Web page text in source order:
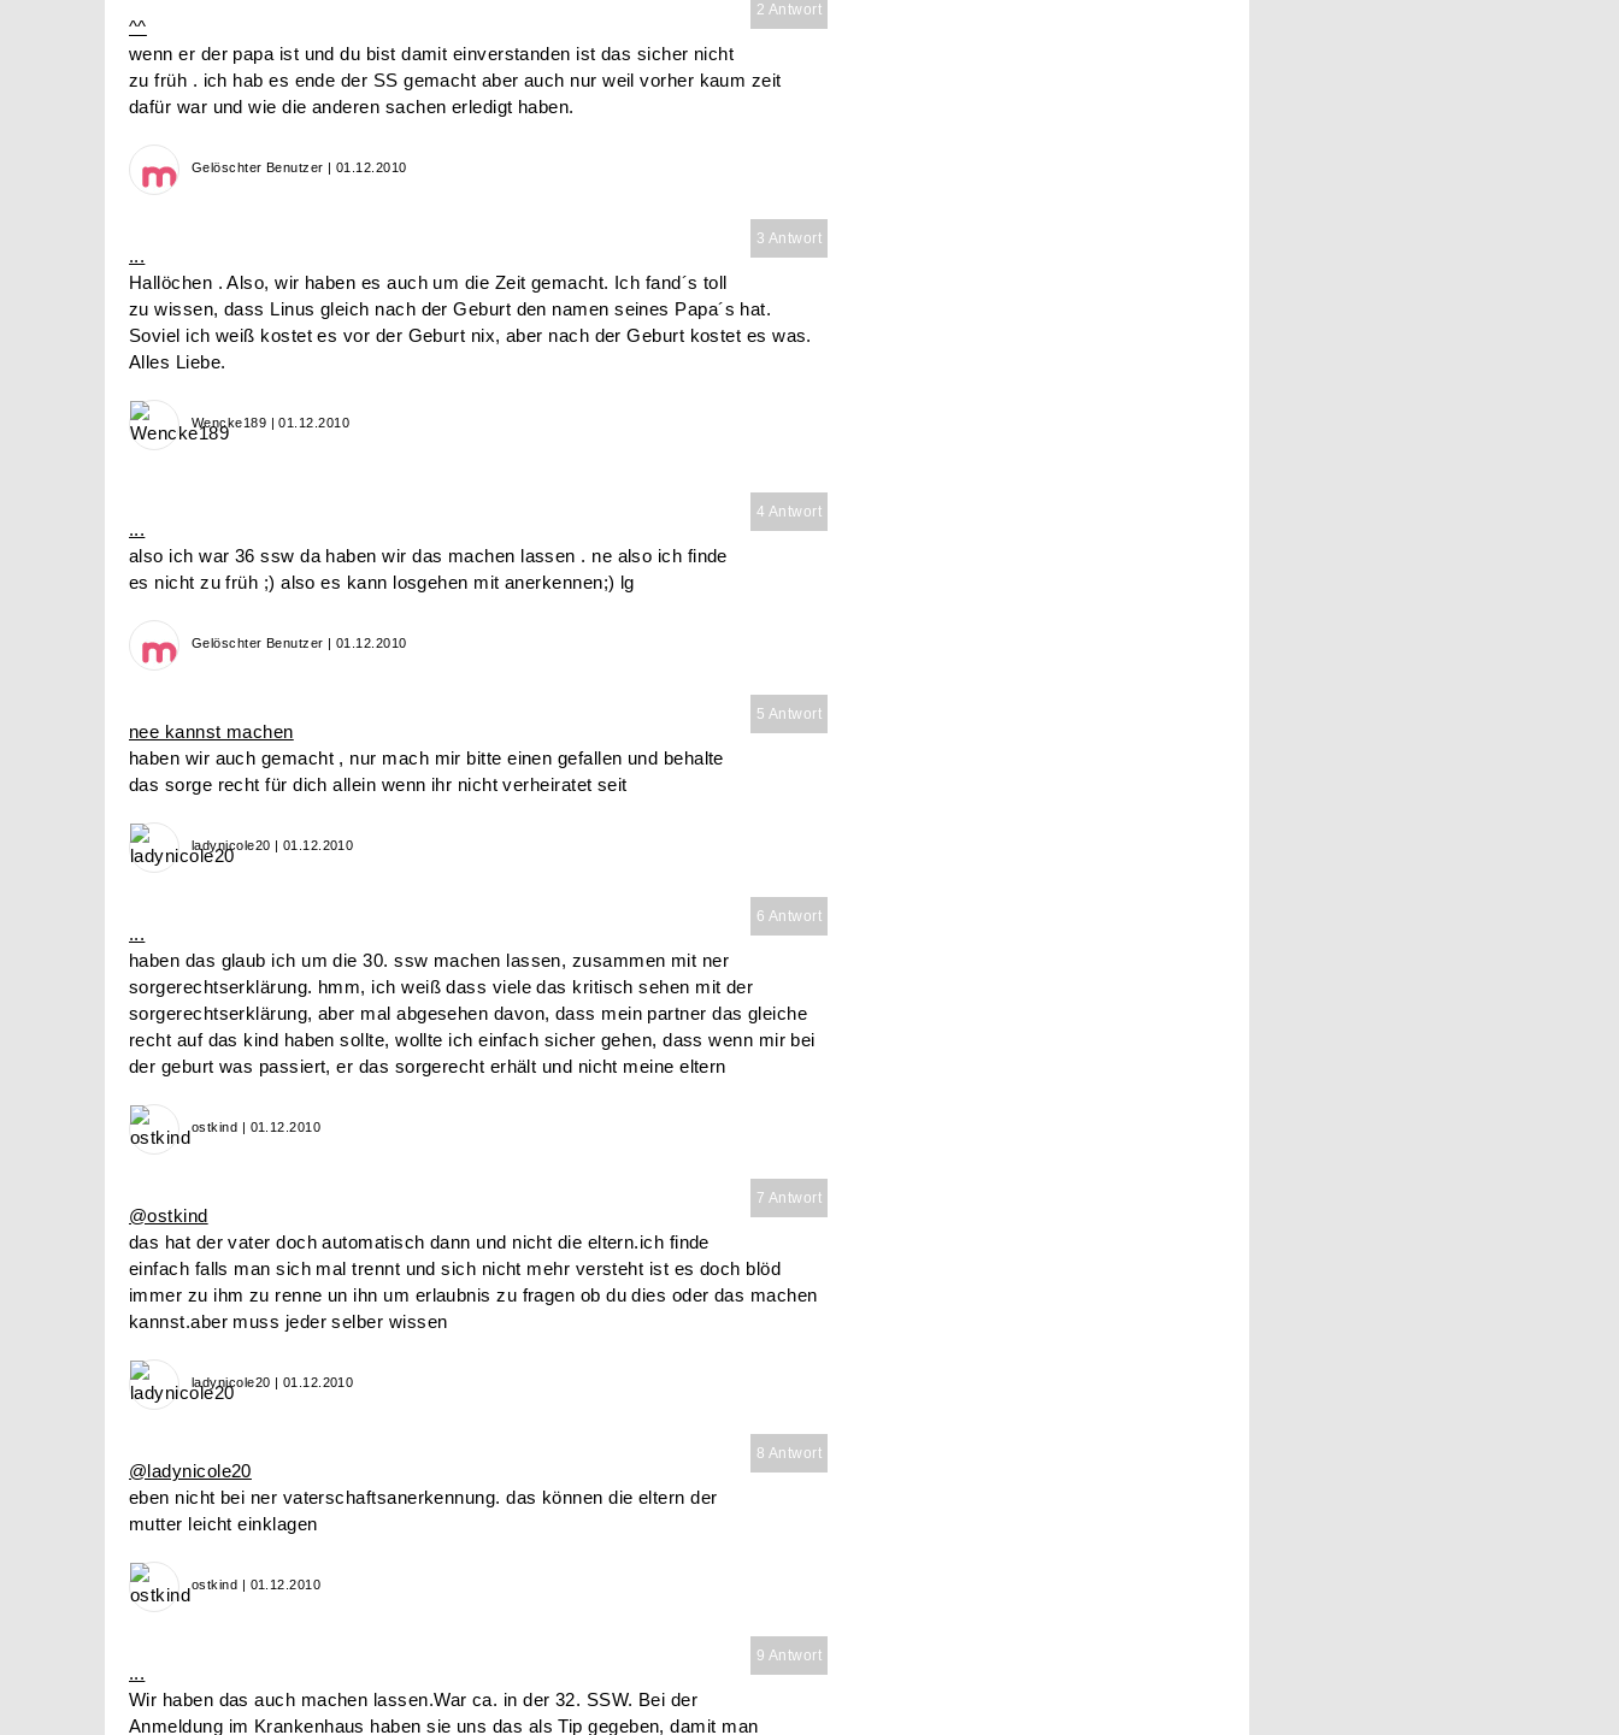
2 Antwort
^^
wenn er der papa ist und du bist damit einverstanden ist das sicher nicht
zu früh . ich hab es ende der SS gemacht aber auch nur weil vorher kaum zeit
dafür war und wie die anderen sachen erledigt haben.
Gelöschter Benutzer | 01.12.2010
3 Antwort
...
Hallöchen . Also, wir haben es auch um die Zeit gemacht. Ich fand´s toll
zu wissen, dass Linus gleich nach der Geburt den namen seines Papa´s hat.
Soviel ich weiß kostet es vor der Geburt nix, aber nach der Geburt kostet es was.
Alles Liebe.
Wencke189 | 01.12.2010
4 Antwort
...
also ich war 36 ssw da haben wir das machen lassen . ne also ich finde
es nicht zu früh ;) also es kann losgehen mit anerkennen;) lg
Gelöschter Benutzer | 01.12.2010
5 Antwort
nee kannst machen
haben wir auch gemacht , nur mach mir bitte einen gefallen und behalte
das sorge recht für dich allein wenn ihr nicht verheiratet seit
ladynicole20 | 01.12.2010
6 Antwort
...
haben das glaub ich um die 30. ssw machen lassen, zusammen mit ner
sorgerechtserklärung. hmm, ich weiß dass viele das kritisch sehen mit der
sorgerechtserklärung, aber mal abgesehen davon, dass mein partner das gleiche
recht auf das kind haben sollte, wollte ich einfach sicher gehen, dass wenn mir bei
der geburt was passiert, er das sorgerecht erhält und nicht meine eltern
ostkind | 01.12.2010
7 Antwort
@ostkind
das hat der vater doch automatisch dann und nicht die eltern.ich finde
einfach falls man sich mal trennt und sich nicht mehr versteht ist es doch blöd
immer zu ihm zu renne un ihn um erlaubnis zu fragen ob du dies oder das machen
kannst.aber muss jeder selber wissen
ladynicole20 | 01.12.2010
8 Antwort
@ladynicole20
eben nicht bei ner vaterschaftsanerkennung. das können die eltern der
mutter leicht einklagen
ostkind | 01.12.2010
9 Antwort
...
Wir haben das auch machen lassen.War ca. in der 32. SSW. Bei der
Anmeldung im Krankenhaus haben sie uns das als Tip gegeben, damit man